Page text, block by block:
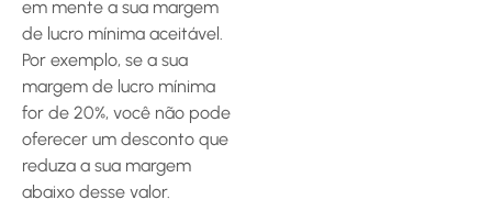
em mente a sua margem
de lucro mínima aceitável.
Por exemplo, se a sua
margem de lucro mínima
for de 20%, você não pode
oferecer um desconto que
reduza a sua margem
abaixo desse valor.